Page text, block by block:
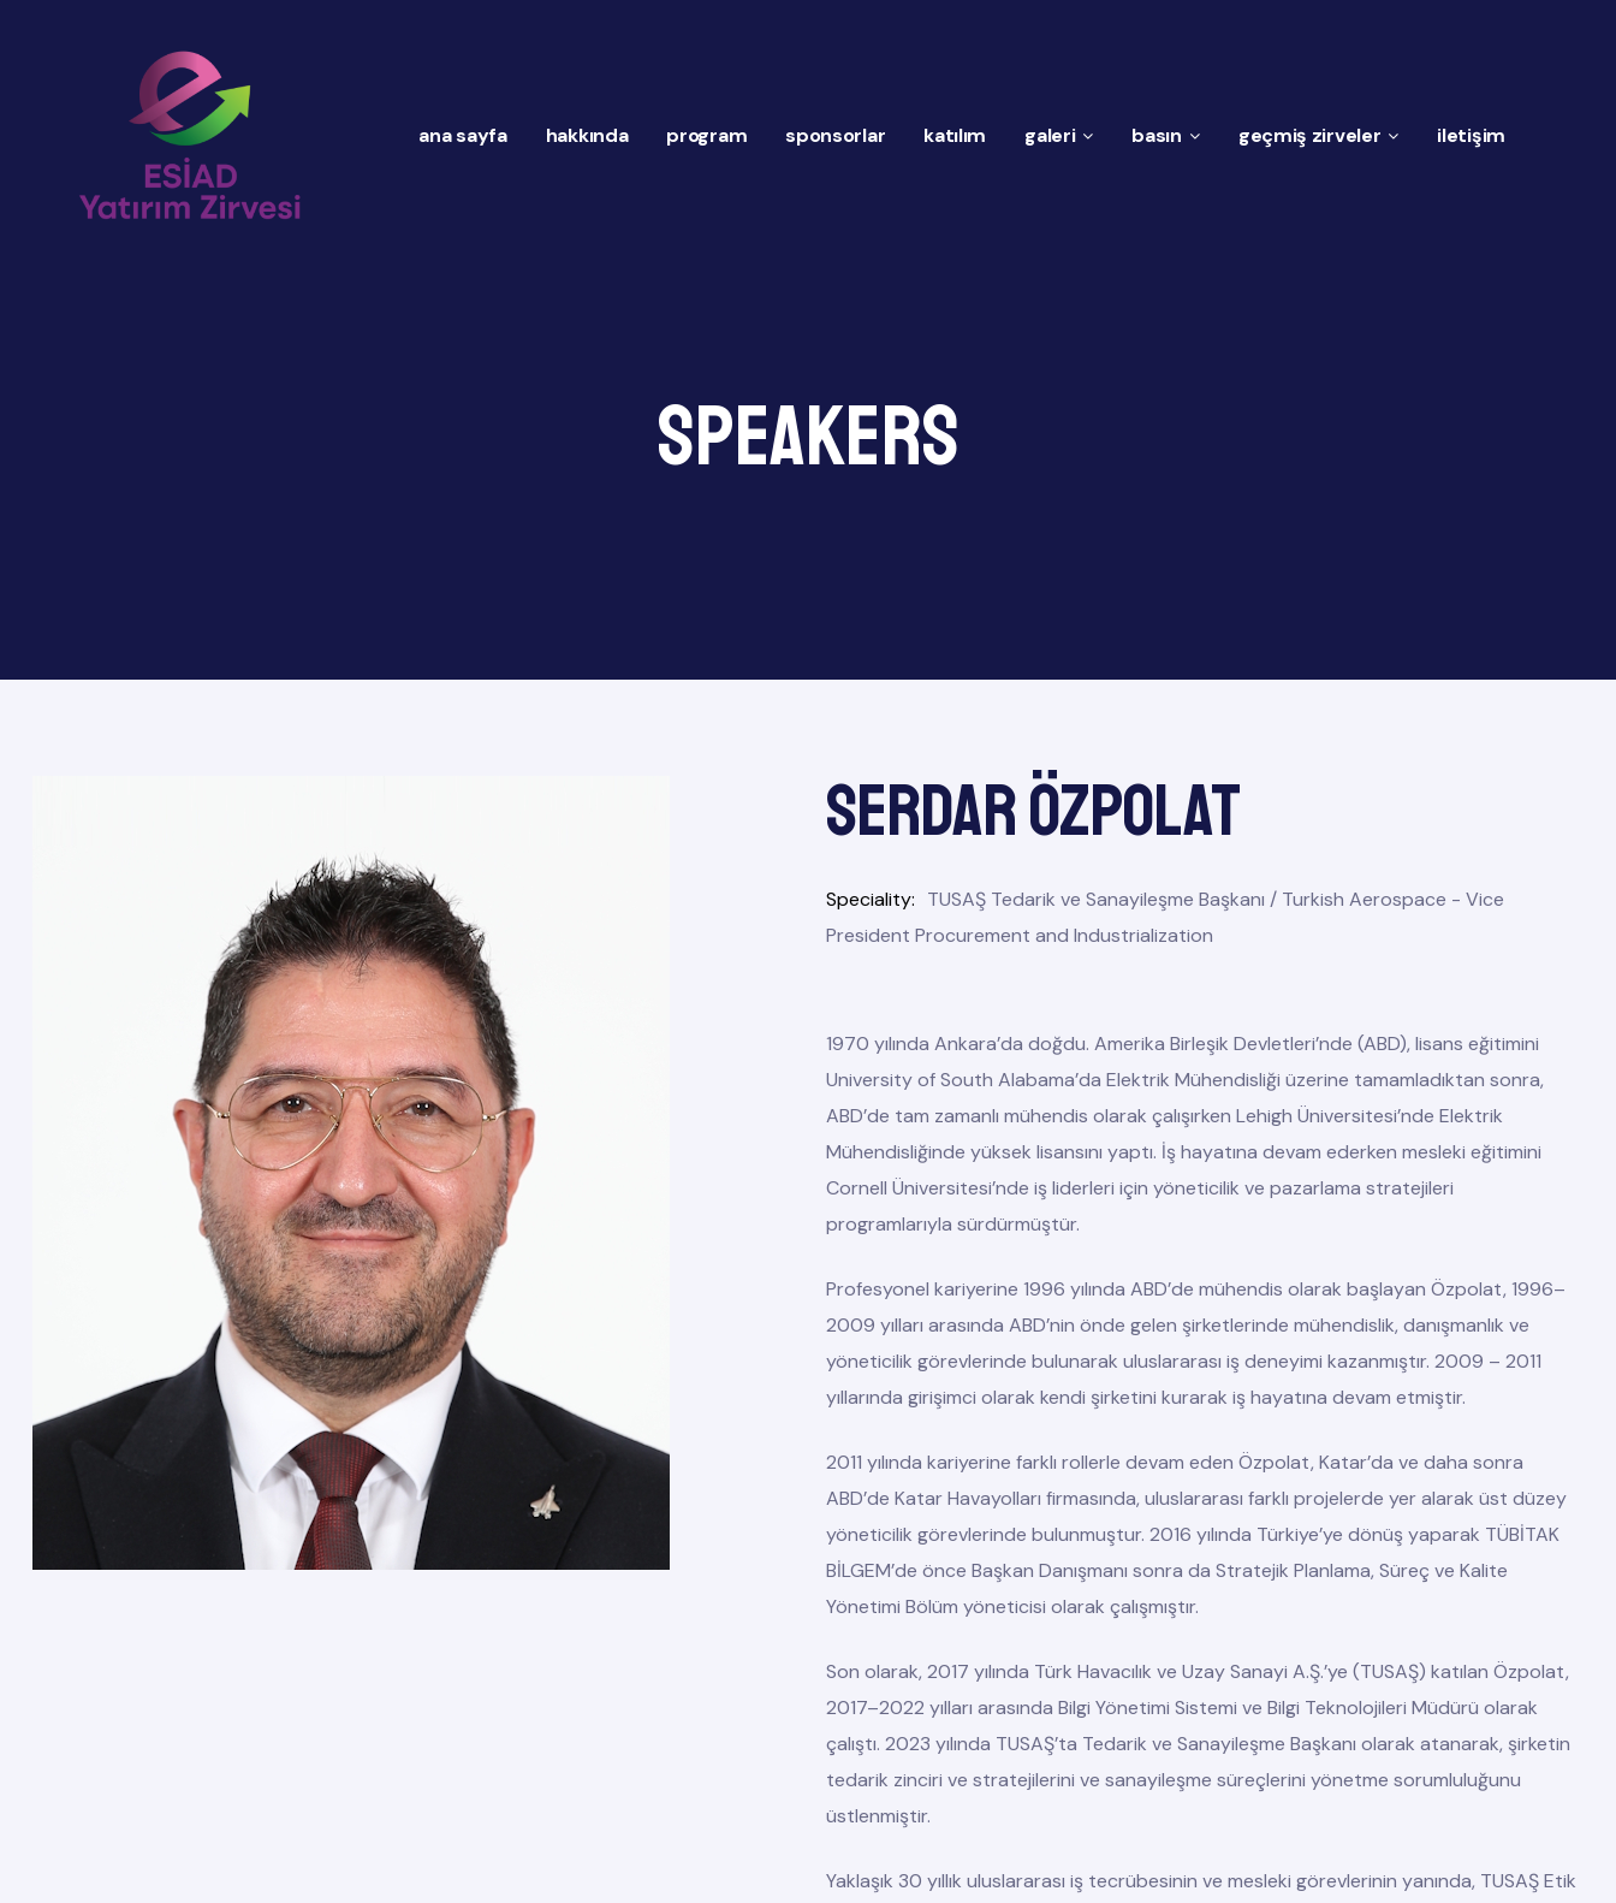
ana sayfa hakkında program sponsorlar katılım galeri basın geçmiş zirveler i̇letişim
Speakers
Serdar ÖZPOLAT
Speciality
TUSAŞ Tedarik ve Sanayileşme Başkanı / Turkish Aerospace - Vice
President Procurement and Industrialization
1970 yılında Ankara’da doğdu. Amerika Birleşik Devletleri’nde (ABD), lisans eğitimini
University of South Alabama’da Elektrik Mühendisliği üzerine tamamladıktan sonra,
ABD’de tam zamanlı mühendis olarak çalışırken Lehigh Üniversitesi’nde Elektrik
Mühendisliğinde yüksek lisansını yaptı. İş hayatına devam ederken mesleki eğitimini
Cornell Üniversitesi’nde iş liderleri için yöneticilik ve pazarlama stratejileri
programlarıyla sürdürmüştür.
Profesyonel kariyerine 1996 yılında ABD’de mühendis olarak başlayan Özpolat, 1996–
2009 yılları arasında ABD’nin önde gelen şirketlerinde mühendislik, danışmanlık ve
yöneticilik görevlerinde bulunarak uluslararası iş deneyimi kazanmıştır. 2009 – 2011
yıllarında girişimci olarak kendi şirketini kurarak iş hayatına devam etmiştir.
2011 yılında kariyerine farklı rollerle devam eden Özpolat, Katar’da ve daha sonra
ABD’de Katar Havayolları firmasında, uluslararası farklı projelerde yer alarak üst düzey
yöneticilik görevlerinde bulunmuştur. 2016 yılında Türkiye’ye dönüş yaparak TÜBİTAK
BİLGEM’de önce Başkan Danışmanı sonra da Stratejik Planlama, Süreç ve Kalite
Yönetimi Bölüm yöneticisi olarak çalışmıştır.
Son olarak, 2017 yılında Türk Havacılık ve Uzay Sanayi A.Ş.’ye (TUSAŞ) katılan Özpolat,
2017–2022 yılları arasında Bilgi Yönetimi Sistemi ve Bilgi Teknolojileri Müdürü olarak
çalıştı. 2023 yılında TUSAŞ’ta Tedarik ve Sanayileşme Başkanı olarak atanarak, şirketin
tedarik zinciri ve stratejilerini ve sanayileşme süreçlerini yönetme sorumluluğunu
üstlenmiştir.
Yaklaşık 30 yıllık uluslararası iş tecrübesinin ve mesleki görevlerinin yanında, TUSAŞ Etik